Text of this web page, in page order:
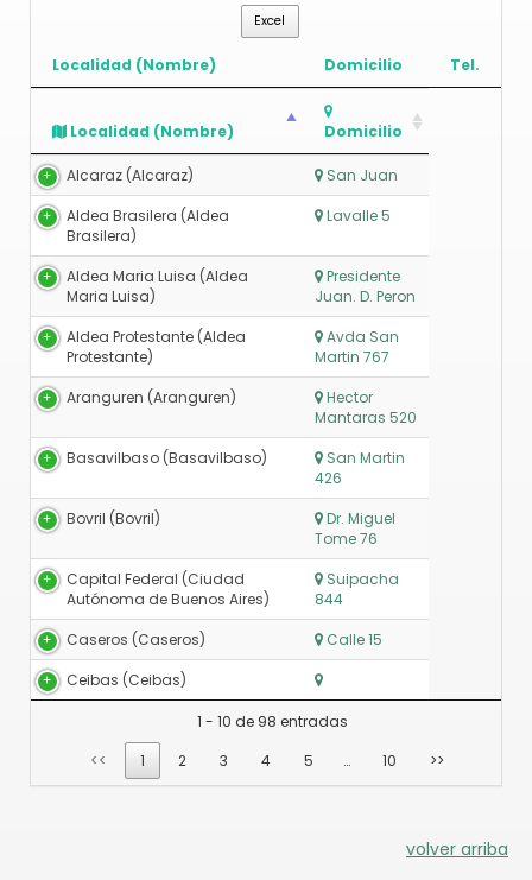
Excel
Localidad (Nombre) Domicilio Tel.
Localidad (Nombre) Domicilio
Alcaraz (Alcaraz)
San Juan
Aldea Brasilera (Aldea
Brasilera)
Lavalle 5
Aldea Maria Luisa (Aldea
Maria Luisa)
Presidente
Juan. D. Peron
Aldea Protestante (Aldea
Protestante)
Avda San
Martin 767
Aranguren (Aranguren)
Hector
Mantaras 520
Basavilbaso (Basavilbaso)
San Martin
426
Bovril (Bovril)
Dr. Miguel
Tome 76
Capital Federal (Ciudad
Autónoma de Buenos Aires)
Suipacha
844
Caseros (Caseros)
Calle 15
Ceibas (Ceibas)
1 - 10 de 98 entradas
<<
1 2 3 4 5 … 10 >>
volver arriba